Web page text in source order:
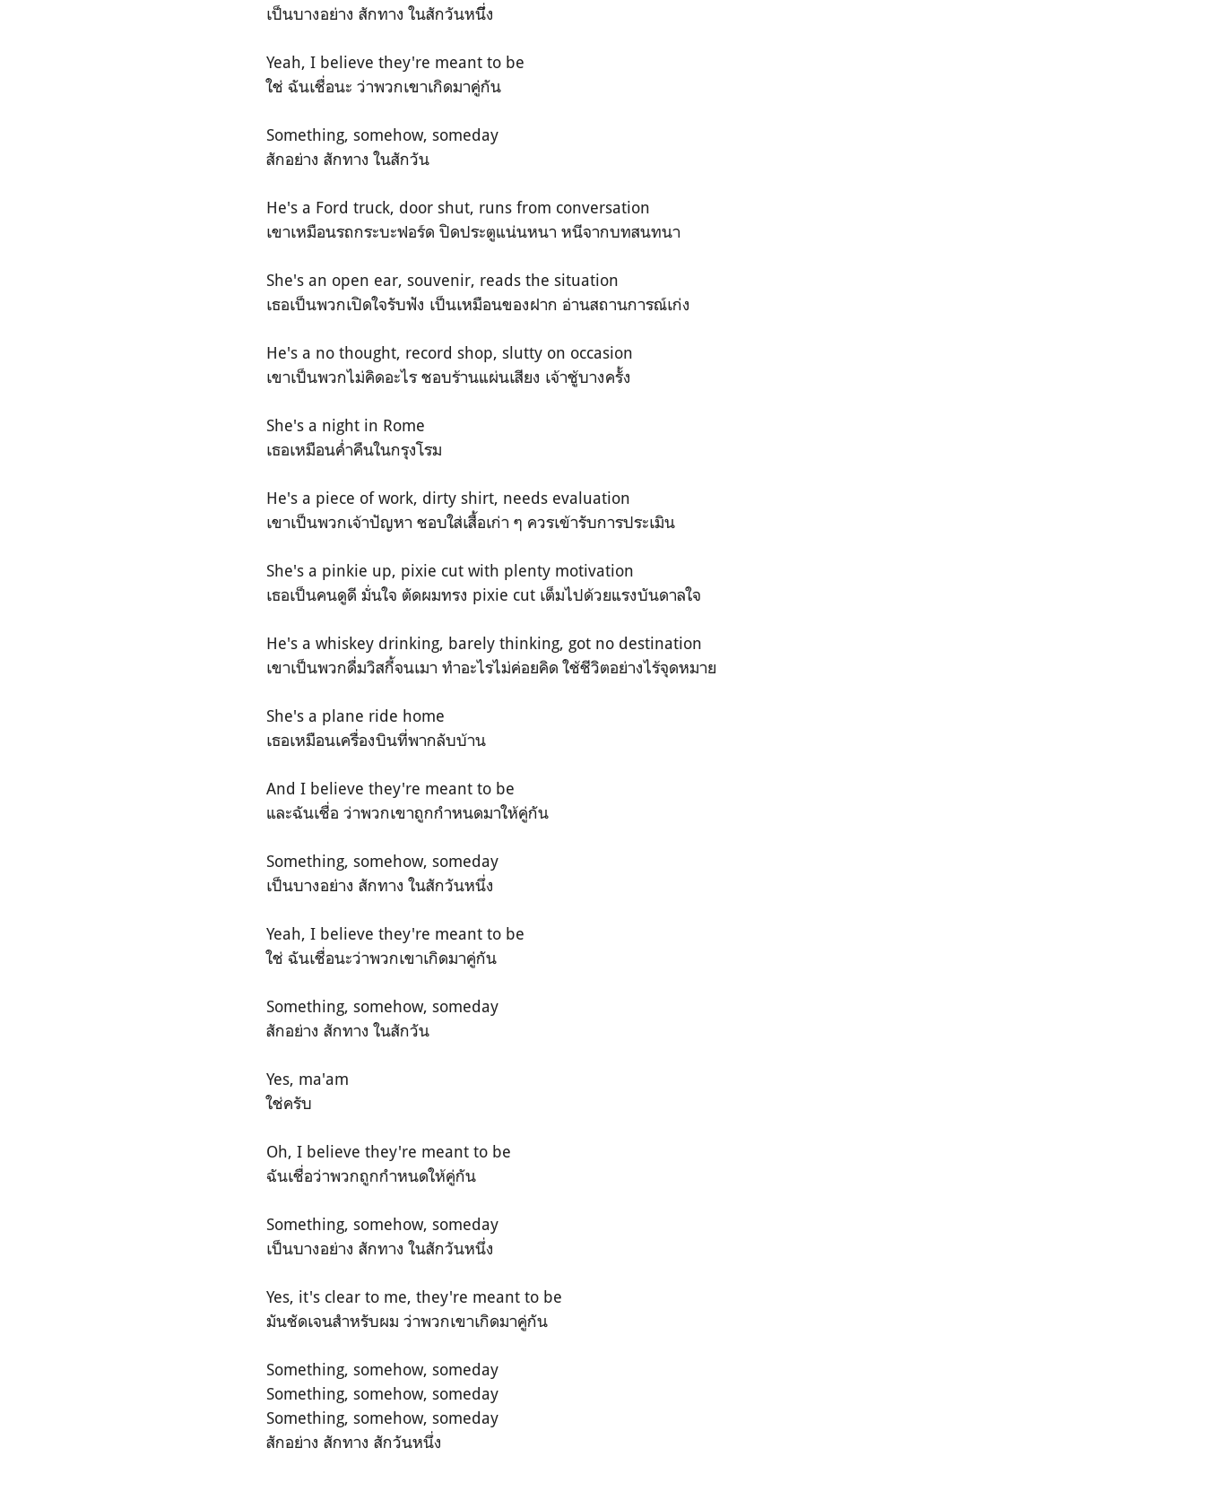
เป็นบางอย่าง สักทาง ในสักวันหนึี่ง
Yeah, I believe they're meant to be
ใช่ ฉันเชื่อนะ ว่าพวกเขาเกิดมาคู่กัน
Something, somehow, someday
สักอย่าง สักทาง ในสักวัน
He's a Ford truck, door shut, runs from conversation
เขาเหมือนรถกระบะฟอร์ด ปิดประตูแน่นหนา หนีจากบทสนทนา
She's an open ear, souvenir, reads the situation
เธอเป็นพวกเปิดใจรับฟัง เป็นเหมือนของฝาก อ่านสถานการณ์เก่ง
He's a no thought, record shop, slutty on occasion
เขาเป็นพวกไม่คิดอะไร ชอบร้านแผ่นเสียง เจ้าชู้บางครั้ง
She's a night in Rome
เธอเหมือนค่ำคืนในกรุงโรม
He's a piece of work, dirty shirt, needs evaluation
เขาเป็นพวกเจ้าปัญหา ชอบใส่เสื้อเก่า ๆ ควรเข้ารับการประเมิน
She's a pinkie up, pixie cut with plenty motivation
เธอเป็นคนดูดี มั่นใจ ตัดผมทรง pixie cut เต็มไปด้วยแรงบันดาลใจ
He's a whiskey drinking, barely thinking, got no destination
เขาเป็นพวกดื่มวิสกี้จนเมา ทำอะไรไม่ค่อยคิด ใช้ชีวิตอย่างไร้จุดหมาย
She's a plane ride home
เธอเหมือนเครื่องบินที่พากลับบ้าน
And I believe they're meant to be
และฉันเชื่อ ว่าพวกเขาถูกกำหนดมาให้คู่กัน
Something, somehow, someday
เป็นบางอย่าง สักทาง ในสักวันหนึ่ง
Yeah, I believe they're meant to be
ใช่ ฉันเชื่อนะว่าพวกเขาเกิดมาคู่กัน
Something, somehow, someday
สักอย่าง สักทาง ในสักวัน
Yes, ma'am
ใช่ครับ
Oh, I believe they're meant to be
ฉันเชื่อว่าพวกถูกกำหนดให้คู่กัน
Something, somehow, someday
เป็นบางอย่าง สักทาง ในสักวันหนึ่ง
Yes, it's clear to me, they're meant to be
มันชัดเจนสำหรับผม ว่าพวกเขาเกิดมาคู่กัน
Something, somehow, someday
Something, somehow, someday
Something, somehow, someday
สักอย่าง สักทาง สักวันหนึ่ง